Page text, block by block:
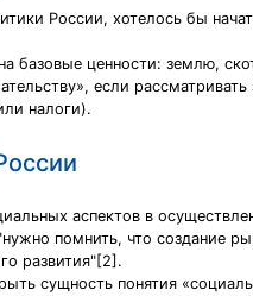
России, хотелось бы
базовые ценности: землю,
если
налоги).
аспектов в
помнить, что создание
развития"[2].
сущность понятия